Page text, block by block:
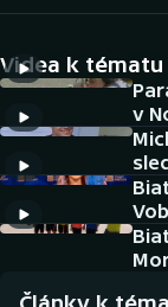
DALŠÍ SPORTY
Americký
Baseball a
NEPŘEHLÉDNĚTE
Historické
Videa k tématu
v